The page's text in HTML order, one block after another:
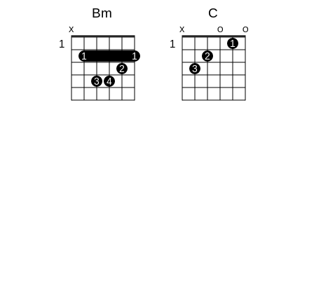
Bm
X
1
1
1
2
3
4
C
X O O
1
1
2
3